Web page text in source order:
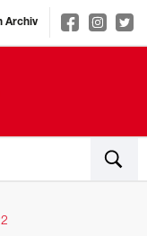
Archiv